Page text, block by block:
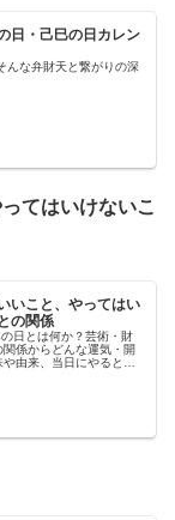
日・己巳の日カレン
んな弁財天と繋がりの深
てはいけないこ
いこと、やってはい
の関係
日とは何か？芸術・財
係からどんな運気・開
由来、当日にやるとい